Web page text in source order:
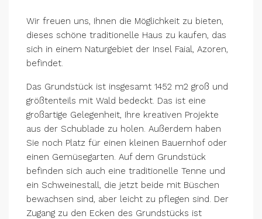
Wir freuen uns, Ihnen die Möglichkeit zu bieten,
dieses schöne traditionelle Haus zu kaufen, das
sich in einem Naturgebiet der Insel Faial, Azoren,
befindet.
Das Grundstück ist insgesamt 1452 m2 groß und
größtenteils mit Wald bedeckt. Das ist eine
großartige Gelegenheit, Ihre kreativen Projekte
aus der Schublade zu holen. Außerdem haben
Sie noch Platz für einen kleinen Bauernhof oder
einen Gemüsegarten. Auf dem Grundstück
befinden sich auch eine traditionelle Tenne und
ein Schweinestall, die jetzt beide mit Büschen
bewachsen sind, aber leicht zu pflegen sind. Der
Zugang zu den Ecken des Grundstücks ist